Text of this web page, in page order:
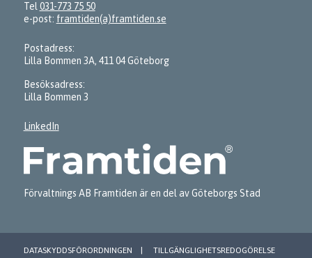
Tel 031-773 75 50
e-post: framtiden(a)framtiden.se
Postadress:
Lilla Bommen 3A, 411 04 Göteborg
Besöksadress:
Lilla Bommen 3
LinkedIn
Förvaltnings AB Framtiden är en del av Göteborgs Stad
DATASKYDDSFÖRORDNINGEN TILLGÄNGLIGHETSREDOGÖRELSE